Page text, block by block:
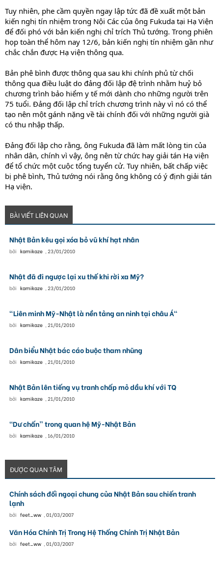
Tuy nhiên, phe cầm quyền ngay lập tức đã đề xuất một bản
kiến nghị tín nhiệm trong Nội Các của ông Fukuda tại Hạ Viện
để đối phó với bản kiến nghị chỉ trích Thủ tướng. Trong phiên
họp toàn thể hôm nay 12/6, bản kiến nghị tín nhiệm gần như
chắc chắn được Hạ viện thông qua.
Bản phê bình được thông qua sau khi chính phủ từ chối
thông qua điều luật do đảng đối lập đệ trình nhằm huỷ bỏ
chương trình bảo hiểm y tế mới dành cho những người trên
75 tuổi. Đảng đối lập chỉ trích chương trình này vì nó có thể
tạo nên một gánh nặng về tài chính đối với những người già
có thu nhập thấp.
Đảng đối lập cho rằng, ông Fukuda đã làm mất lòng tin của
nhân dân, chính vì vậy, ông nên từ chức hay giải tán Hạ viện
để tổ chức một cuộc tổng tuyển cử. Tuy nhiên, bất chấp việc
bị phê bình, Thủ tướng nói rằng ông không có ý định giải tán
Hạ viện.
BÀI VIẾT LIÊN QUAN
Nhật Bản kêu gọi xóa bỏ vũ khí hạt nhân
bởi kamikaze , 23/01/2010
Nhật đã đi ngược lại xu thế khi rời xa Mỹ?
bởi kamikaze , 23/01/2010
"Liên minh Mỹ-Nhật là nền tảng an ninh tại châu Á"
bởi kamikaze , 21/01/2010
Dân biểu Nhật bác cáo buộc tham nhũng
bởi kamikaze , 21/01/2010
Nhật Bản lên tiếng vụ tranh chấp mỏ dầu khí với TQ
bởi kamikaze , 21/01/2010
“Dư chấn” trong quan hệ Mỹ-Nhật Bản
bởi kamikaze , 16/01/2010
ĐƯỢC QUAN TÂM
Chính sách đối ngoại chung của Nhật Bản sau chiến tranh
lạnh
bởi feet_ww , 01/03/2007
Văn Hóa Chính Trị Trong Hệ Thống Chính Trị Nhật Bản
bởi feet_ww , 01/03/2007